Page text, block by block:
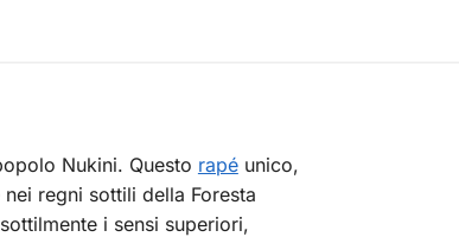
Nukini. Questo rapéunico,
regni sottili della Foresta
i sensi superiori,